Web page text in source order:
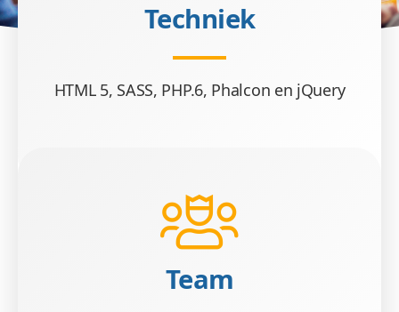
Techniek
HTML 5, SASS, PHP.6, Phalcon en jQuery
Team